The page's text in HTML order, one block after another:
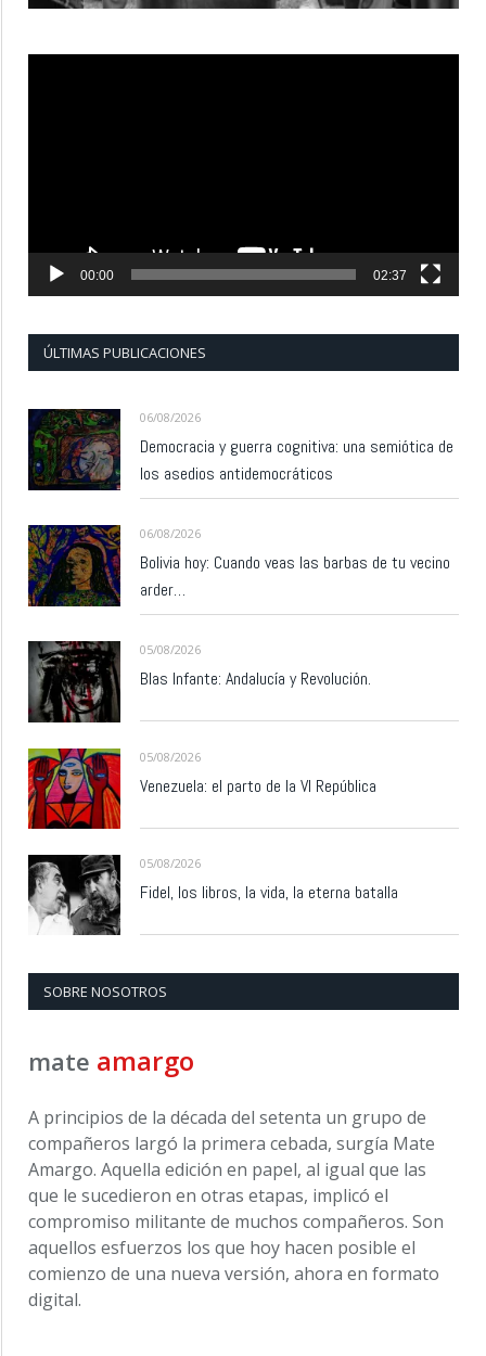
00:00 02:37
ÚLTIMAS PUBLICACIONES
06/08/2026
Democracia y guerra cognitiva: una semiótica de
los asedios antidemocráticos
06/08/2026
Bolivia hoy: Cuando veas las barbas de tu vecino
arder…
05/08/2026
Blas Infante: Andalucía y Revolución.
05/08/2026
Venezuela: el parto de la VI República
05/08/2026
Fidel, los libros, la vida, la eterna batalla
SOBRE NOSOTROS
mate amargo
A principios de la década del setenta un grupo de
compañeros largó la primera cebada, surgía Mate
Amargo. Aquella edición en papel, al igual que las
que le sucedieron en otras etapas, implicó el
compromiso militante de muchos compañeros. Son
aquellos esfuerzos los que hoy hacen posible el
comienzo de una nueva versión, ahora en formato
digital.